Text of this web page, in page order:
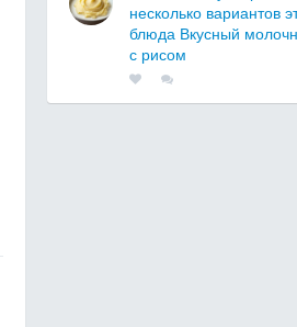
несколько вариантов
блюда Вкусный
с рисом